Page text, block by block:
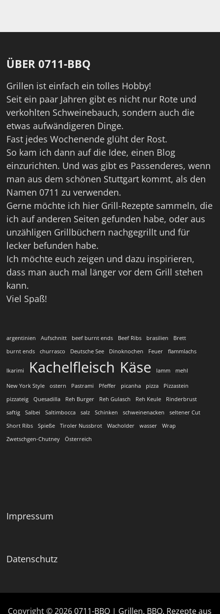
ÜBER 0711-BBQ
Grillen ist einfach ein tolles Hobby!
Seit ein paar Jahren gibt es nicht nur Rote und
verkohlten Schweinebauch, sondern auch die
etwas aufwändigeren Dinge.
Fast jedes Wochenende glüht der Rost.
So kam ich dann auf die Idee, einen Blog
einzurichten. Und was gibt es Passenderes, wenn
man aus dem schönen Stuttgart kommt, als den
Namen 0711 zu verwenden.
Gerne möchte ich hier Grill-Rezepte sammeln, die
ich auf anderen Seiten gefunden habe, oder aus
unzähligen Grillbüchern nachgegrillt und für
lecker befunden habe.
Ich möchte euch zeigen und dazu inspirieren,
dass man auch mal länger vor dem Grill stehen
kann.
Viel Spaß!
argentinien Aufschnitt beef burnt ends Beef Ribs brasilien
Brett
burnt ends
churrasco Deutsche See Dinoknochen Feuer flammlachs
Ikarimi Kachelfleisch Käse lamm mehl
New York Style ostern Pastrami Pfeffer picanha pizza
Pizzastein
pizzateig
Quesadilla Reh Burger Reh Gulasch Reh Keule
Rinderbrust
saftig
Salbei Saltimbocca salz Schinken schweinenacken
seltener Cut
Short Ribs
Spieße Tiroler Nussbrot Wacholder wasser
Wrap
Zwetschgen-Chutney
Österreich
Impressum
Datenschutz
Copyright © 20260711-BBQ | Grillen, BBQ, Rezepte aus